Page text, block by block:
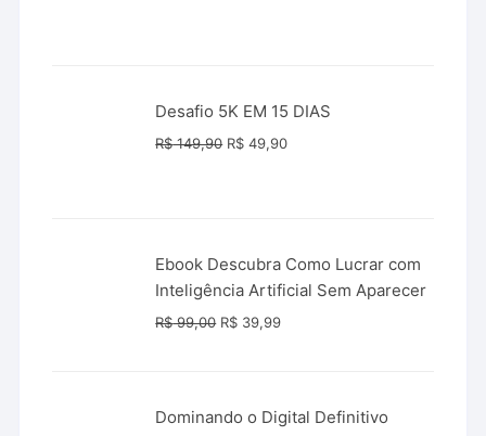
Desafio 5K EM 15 DIAS
R$149,90 O
R$ 49,90O
Ebook Descubra Como Lucrar com
Inteligência Artificial Sem Aparecer
R$99,00 O
R$ 99,00.
R$ 39,99O
R$ 39,99.
Dominando o Digital Definitivo